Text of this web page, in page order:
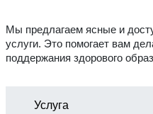
Мы предлагаем ясные и
услуги. Это помогает вам
поддержания здорового
Услуга